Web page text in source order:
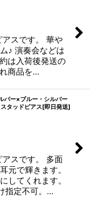
スです。 華や
♪ 演奏会などは
は入荷後発送の
商品を…
バー×ブルー・シルバー
タッドピアス[即日発送]
スです。 多面
元で輝きます。
してくれます。
指定不可。…